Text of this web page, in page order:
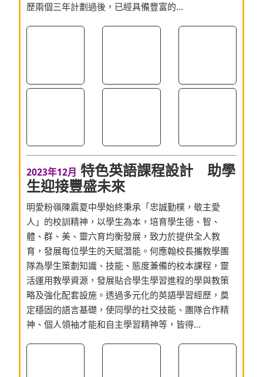
歷兩個三年計劃過後，已經具備豐富的...
2023年12月 特色英語課程設計 助學
生迎接豐盛未來
明愛粉嶺陳震夏中學始終秉承「忠誠勤樸，敬主愛
人」的校訓精神，以學生為本，培育學生德、智、
體、群、美、靈六育均衡發展，致力於提供全人教
育，發展每位學生的天賦潛能。何應翰校長攜教學團
隊為學生策劃知識、技能、態度兼備的校本課程，靈
活運用教學資源，發展貼合學生學習進程的學與教策
略及強化配套設施。透過多元化的英語學習經歷，奠
定穩固的語言基礎，使同學的社交技能、團隊合作精
神、個人領袖才能和自主學習精神等，皆得...